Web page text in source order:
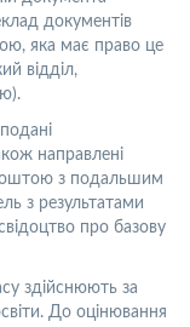
документів
яка має право це
відділ,
направлені
з подальшим
з результатами
про базову
здійснюють за
До оцінювання